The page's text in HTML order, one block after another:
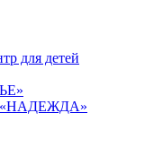
для детей
«НАДЕЖДА»